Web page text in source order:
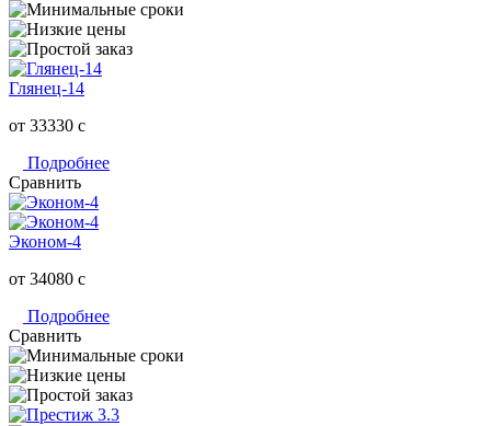
Глянец-14
от 33330 c
Подробнее
Сравнить
Эконом-4
от 34080 c
Подробнее
Сравнить